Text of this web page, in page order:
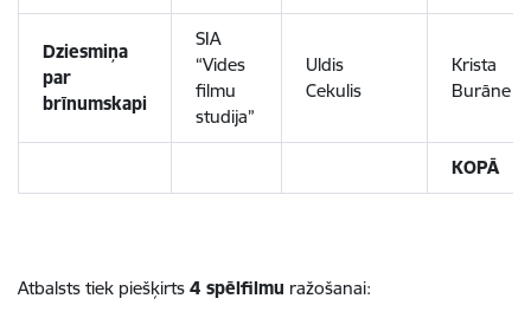
Dziesmiņa
par
brīnumskapi
SIA
“Vides
filmu
studija”
Uldis
Cekulis
Krista
Burāne
KOPĀ
Atbalsts tiek piešķirts 4 spēlfilmu ražošanai: